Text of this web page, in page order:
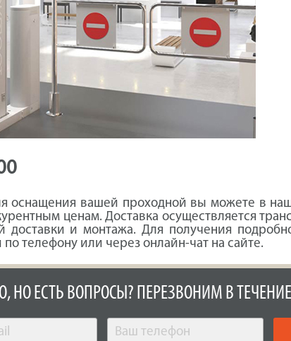
оснащения вашей проходной вы можете в
ценам. Доставка осуществляется
и монтажа. Для получения
телефону или через онлайн-чат на сайте.
НО ЕСТЬ ВОПРОСЫ? ПЕРЕЗВОНИМ В